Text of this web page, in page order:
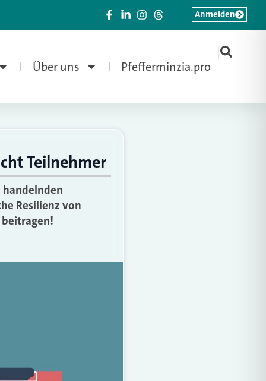
Über uns Pfefferminzia.pro
|
Anmelden
Teilnehmer
handelnden
Resilienz von